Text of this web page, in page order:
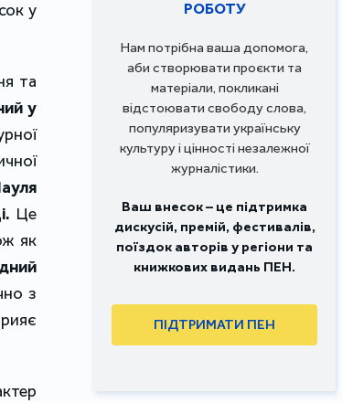
у
та
у
Це
як
з
РОБОТУ
Нам потрібна ваша допомога,
аби створювати проєкти та
матеріали, покликані
відстоювати свободу слова,
популяризувати українську
культуру і цінності незалежної
журналістики.
Ваш внесок – це підтримка
дискусій, премій, фестивалів,
поїздок авторів у регіони та
книжкових видань ПЕН.
ПІДТРИМАТИ ПЕН